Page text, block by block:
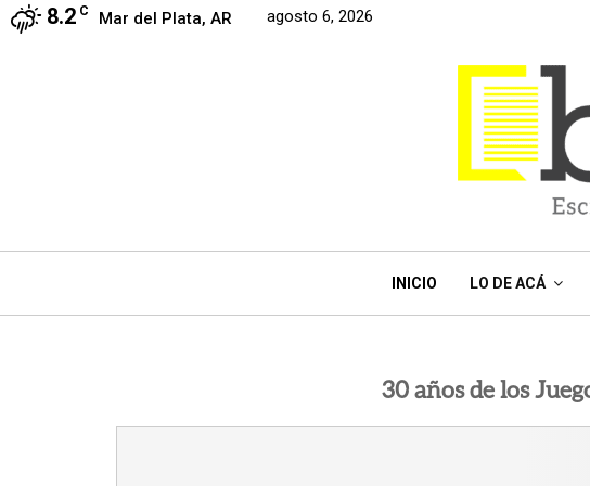
8.2 C Mar del Plata, AR agosto 6, 2026
INICIO LO DE ACÁ
30 años de los